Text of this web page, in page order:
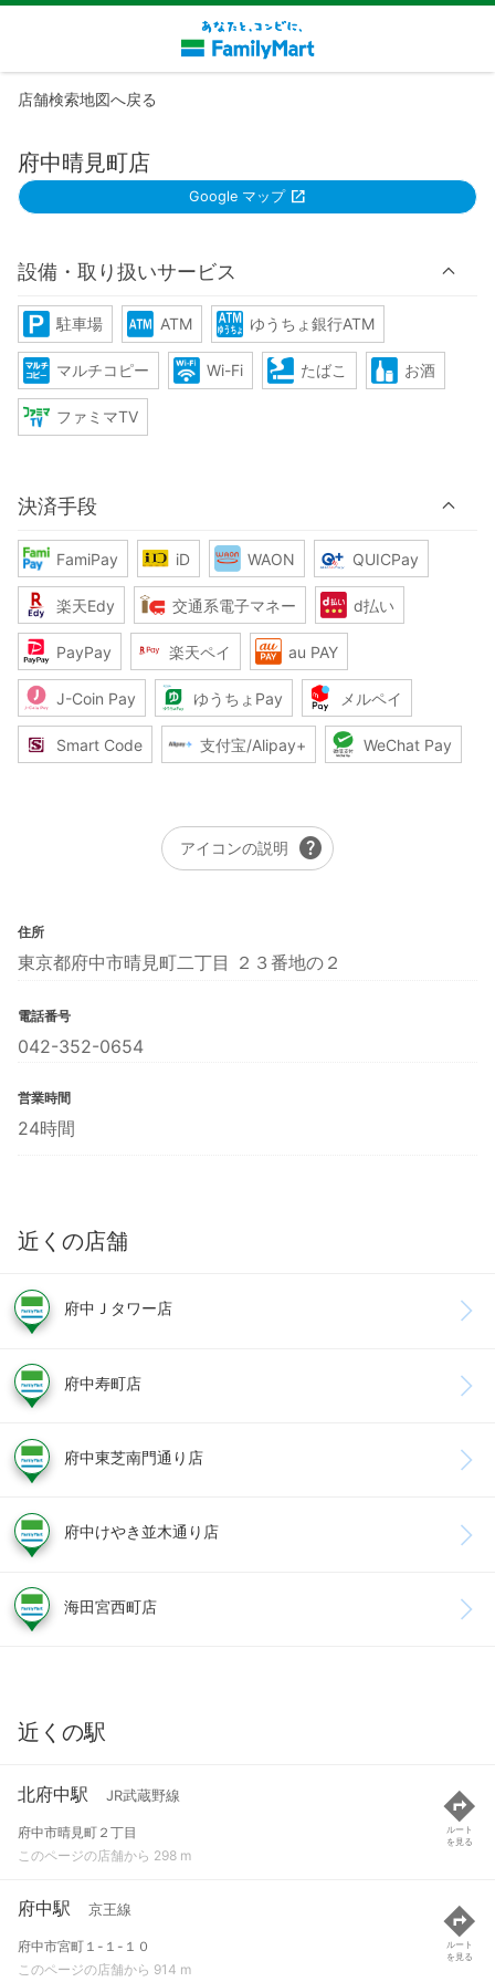
店舗検索地図へ戻る
府中晴見町店
Google マップ
設備・取り扱いサービス
駐車場 ATM ゆうちょ銀行ATM
マルチコピー Wi-Fi たばこ お酒
ファミマTV
決済手段
FamiPay iD WAON QUICPay
楽天Edy 交通系電子マネー d払い
PayPay 楽天ペイ au PAY
J-Coin Pay ゆうちょPay メルペイ
Smart Code 支付宝/Alipay+ WeChat Pay
アイコンの説明 help
住所
東京都府中市晴見町二丁目 ２３番地の２
電話番号
042-352-0654
営業時間
24時間
近くの店舗
府中Ｊタワー店
府中寿町店
府中東芝南門通り店
府中けやき並木通り店
海田宮西町店
近くの駅
北府中駅 JR武蔵野線
府中市晴見町２丁目
このページの店舗から 298 m
ルート
を見る
府中駅 京王線
府中市宮町１-１-１０
このページの店舗から 914 m
ルート
を見る